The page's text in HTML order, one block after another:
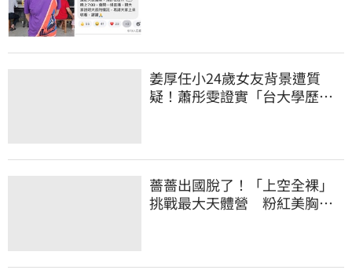
姜厚任小24歲女友背景遭質
疑！蕭彤雯證實「台大學歷是
薔薔出國脫了！「上空全裸」
挑戰最大天體營 粉紅美胸被